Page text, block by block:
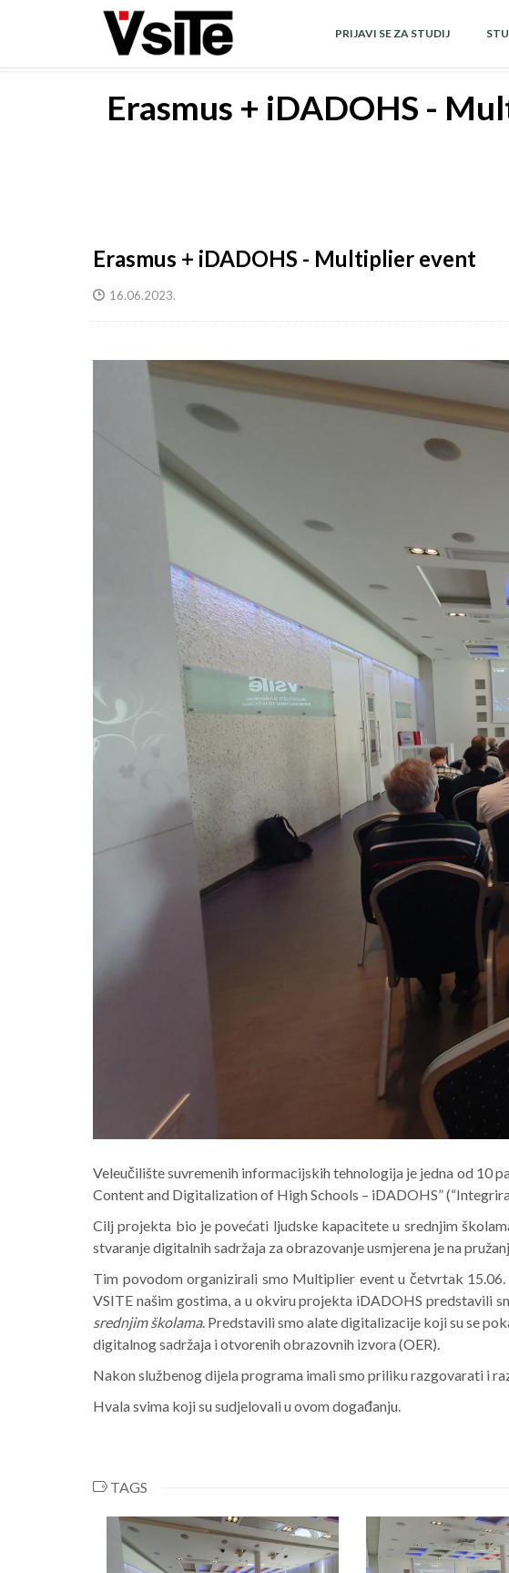
PRIJAVI SE ZA STUDIJ
Erasmus + iDADOHS -
Erasmus + iDADOHS - Multiplier event
16.06.2023.
Veleučilište suvremenih informacijskih tehnologija je jedna od 10
Content and Digitalization of High Schools – iDADOHS”
Cilj projekta bio je povećati ljudske kapacitete u srednjim
stvaranje digitalnih sadržaja za obrazovanje usmjerena je na
Tim povodom organizirali smo Multiplier event u četvrtak
VSITE našim gostima, a u okviru projekta iDADOHS predstavili
srednjim školama. Predstavili smo alate digitalizacije koji su se
digitalnog sadržaja i otvorenih obrazovnih izvora (OER).
Nakon službenog dijela programa imali smo priliku razgovarati i
Hvala svima koji su sudjelovali u ovom događanju.
TAGS